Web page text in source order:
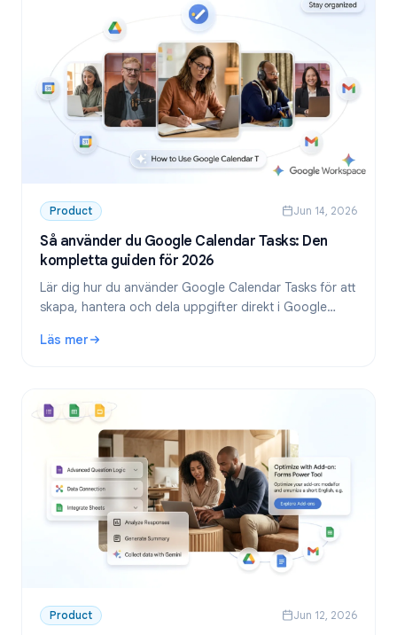
Product Jun 14, 2026
Så använder du Google Calendar Tasks: Den
kompletta guiden för 2026
Lär dig hur du använder Google Calendar Tasks för att
skapa, hantera och dela uppgifter direkt i Google
team.
Läs mer
: Så använder du Google Calendar Tasks: Den kompletta
Product Jun 12, 2026